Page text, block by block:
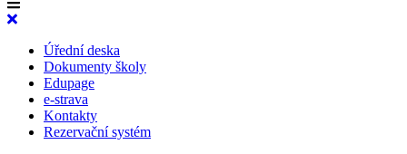
Úřední deska
Dokumenty školy
Edupage
e-strava
Kontakty
Rezervační systém